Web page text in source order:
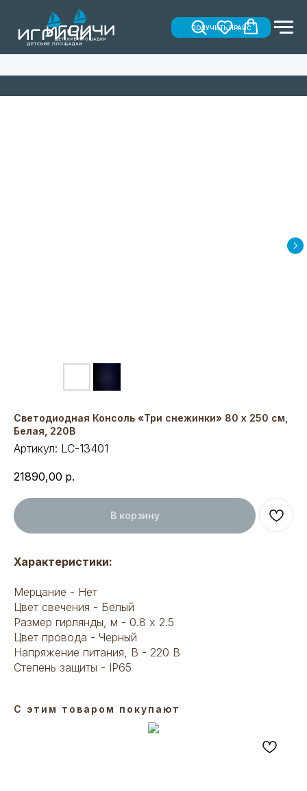
ПОЛУЧИТЬ ПРАЙС
Светодиодная Консоль «Три снежинки» 80 х 250 см,
Белая, 220В
Артикул: LC-13401
21890,00 р.
В корзину
Характеристики:
Мерцание - Нет
Цвет свечения - Белый
Размер гирлянды, м - 0.8 x 2.5
Цвет провода - Черный
Напряжение питания, В - 220 В
Степень защиты - IP65
С этим товаром покупают